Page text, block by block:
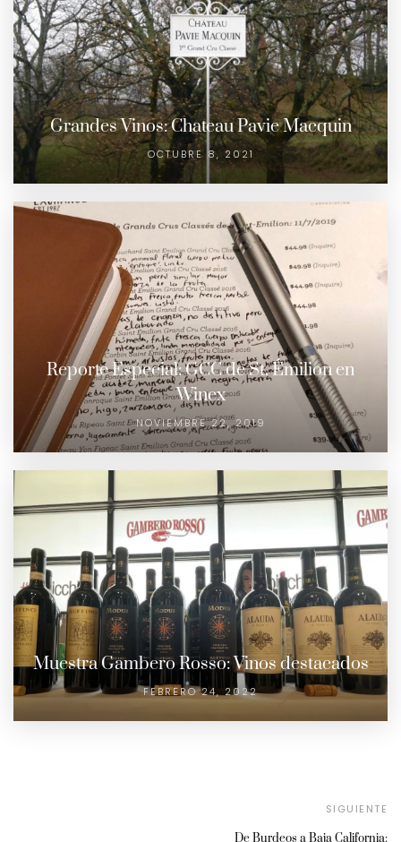
Grandes Vinos: Chateau Pavie Macquin
OCTUBRE 8, 2021
Reporte Especial: GCC de St. Émilion en
Winex
NOVIEMBRE 22, 2019
Muestra Gambero Rosso: Vinos destacados
FEBRERO 24, 2022
SIGUIENTE
De Burdeos a Baja California: